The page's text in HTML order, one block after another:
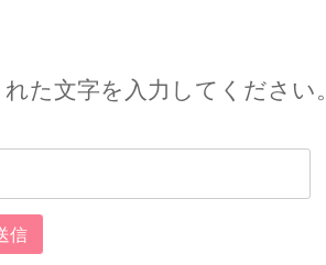
た文字を入力してください。